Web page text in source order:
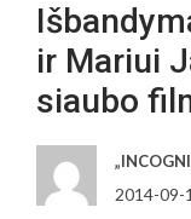
ir Mariui
siaubo
2014-09-